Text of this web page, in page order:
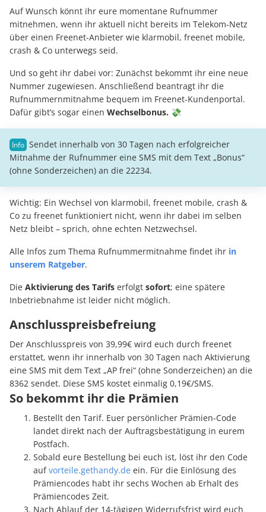
Auf Wunsch könnt ihr eure momentane Rufnummer
mitnehmen, wenn ihr aktuell nicht bereits im Telekom-Netz
über einen Freenet-Anbieter wie klarmobil, freenet mobile,
crash & Co unterwegs seid.
Und so geht ihr dabei vor: Zunächst bekommt ihr eine neue
Nummer zugewiesen. Anschließend beantragt ihr die
Rufnummernmitnahme bequem im Freenet-Kundenportal.
Dafür gibt’s sogar einen Wechselbonus. 💸
Sendet innerhalb von 30 Tagen nach erfolgreicher
Mitnahme der Rufnummer eine SMS mit dem Text „Bonus“
(ohne Sonderzeichen) an die 22234.
Wichtig: Ein Wechsel von klarmobil, freenet mobile, crash &
Co zu freenet funktioniert nicht, wenn ihr dabei im selben
Netz bleibt – sprich, ohne echten Netzwechsel.
Alle Infos zum Thema Rufnummermitnahme findet ihr in
unserem Ratgeber.
Die Aktivierung des Tarifs erfolgt sofort; eine spätere
Inbetriebnahme ist leider nicht möglich.
Anschlusspreisbefreiung
Der Anschlusspreis von 39,99€ wird euch durch freenet
erstattet, wenn ihr innerhalb von 30 Tagen nach Aktivierung
eine SMS mit dem Text „AP frei“ (ohne Sonderzeichen) an die
8362 sendet. Diese SMS kostet einmalig 0,19€/SMS.
So bekommt ihr die Prämien
Bestellt den Tarif. Euer persönlicher Prämien-Code
landet direkt nach der Auftragsbestätigung in eurem
Postfach.
Sobald eure Bestellung bei euch ist, löst ihr den Code
aufvorteile.gethandy.de ein. Für die Einlösung des
Prämiencodes habt ihr sechs Wochen ab Erhalt des
Prämiencodes Zeit.
Nach Ablauf der 14-tägigen Widerrufsfrist wird euch